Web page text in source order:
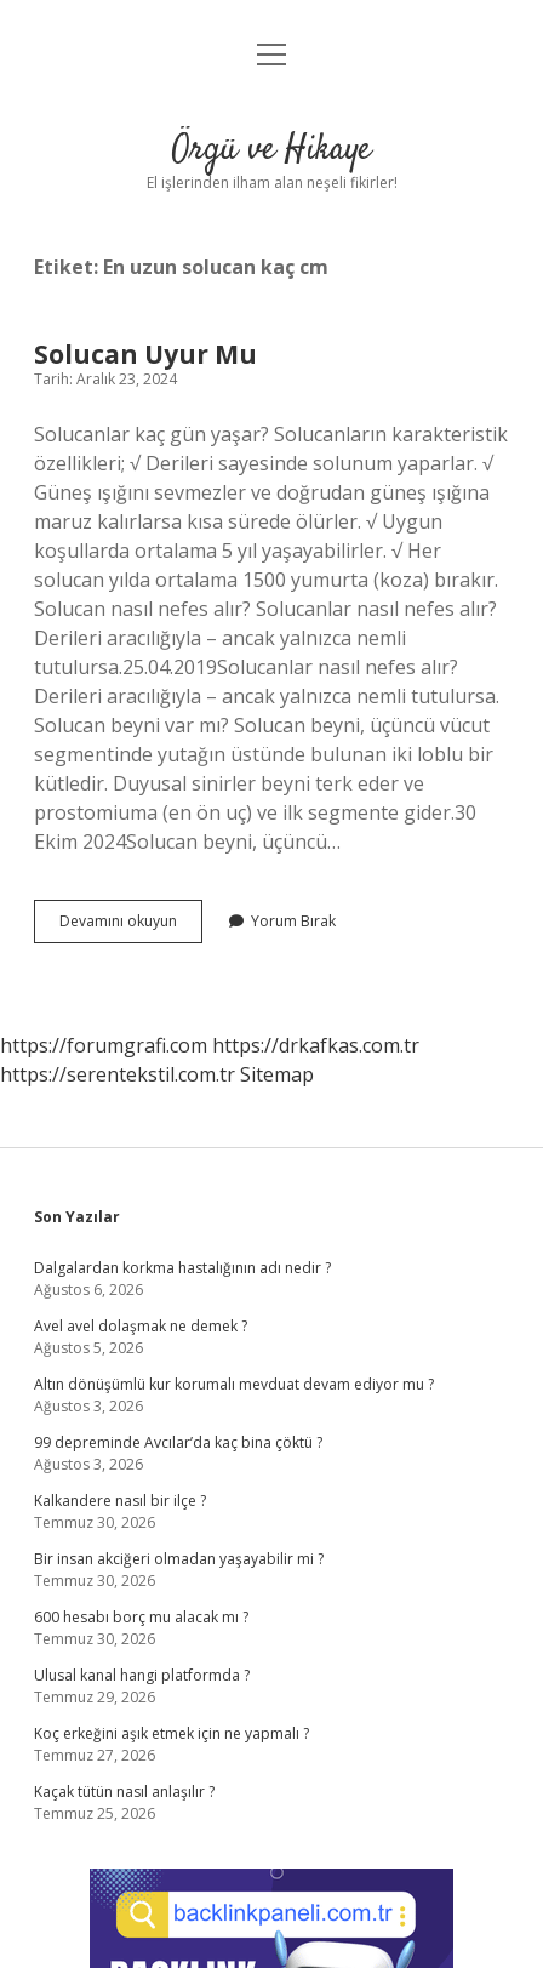
Anasayfa
Yasal Uyarı
menüyü
Örgü ve Hikaye
El işlerinden ilham alan neşeli fikirler!
Etiket: En uzun solucan kaç cm
Solucan Uyur Mu
Tarih: Aralık 23, 2024
Solucanlar kaç gün yaşar? Solucanların karakteristik
özellikleri; √ Derileri sayesinde solunum yaparlar. √
Güneş ışığını sevmezler ve doğrudan güneş ışığına
maruz kalırlarsa kısa sürede ölürler. √ Uygun
koşullarda ortalama 5 yıl yaşayabilirler. √ Her
solucan yılda ortalama 1500 yumurta (koza) bırakır.
Solucan nasıl nefes alır? Solucanlar nasıl nefes alır?
Derileri aracılığıyla – ancak yalnızca nemli
tutulursa.25.04.2019Solucanlar nasıl nefes alır?
Derileri aracılığıyla – ancak yalnızca nemli tutulursa.
Solucan beyni var mı? Solucan beyni, üçüncü vücut
segmentinde yutağın üstünde bulunan iki loblu bir
kütledir. Duyusal sinirler beyni terk eder ve
prostomiuma (en ön uç) ve ilk segmente gider.30
Ekim 2024Solucan beyni, üçüncü…
Devamını okuyun
Uyur
Yorum Bırak
https://forumgrafi.com https://drkafkas.com.tr
https://serentekstil.com.trSitemap
Sidebar
Son Yazılar
Dalgalardan korkma hastalığının adı nedir ?
Ağustos 6, 2026
Avel avel dolaşmak ne demek ?
Ağustos 5, 2026
Altın dönüşümlü kur korumalı mevduat devam ediyor mu ?
Ağustos 3, 2026
99 depreminde Avcılar’da kaç bina çöktü ?
Ağustos 3, 2026
Kalkandere nasıl bir ilçe ?
Temmuz 30, 2026
Bir insan akciğeri olmadan yaşayabilir mi ?
Temmuz 30, 2026
600 hesabı borç mu alacak mı ?
Temmuz 30, 2026
Ulusal kanal hangi platformda ?
Temmuz 29, 2026
Koç erkeğini aşık etmek için ne yapmalı ?
Temmuz 27, 2026
Kaçak tütün nasıl anlaşılır ?
Temmuz 25, 2026